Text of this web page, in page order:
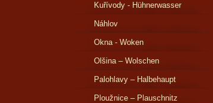
Kuřívody - Hühnerwasser
Náhlov
Okna - Woken
Olšina – Wolschen
Palohlavy – Halbehaupt
Ploužnice – Plauschnitz